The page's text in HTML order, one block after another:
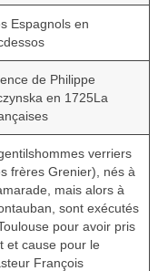
Espagnols en
de Philippe
en 1725La
verriers
frères Grenier), nés à
mais alors à
sont exécutés
pour avoir pris
et cause pour le
François